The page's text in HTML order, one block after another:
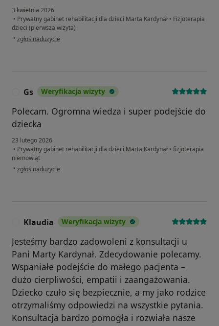
3 kwietnia 2026
• Prywatny gabinet rehabilitacji dla dzieci Marta Kardynał • Fizjoterapia
dzieci (pierwsza wizyta)
• w opinii użytkownika Milena
zgłoś nadużycie
Gs Weryfikacja wizyty
Polecam. Ogromna wiedza i super podejście do
dziecka
23 lutego 2026
• Prywatny gabinet rehabilitacji dla dzieci Marta Kardynał • fizjoterapia
niemowląt
• w opinii użytkownika Gs
zgłoś nadużycie
Klaudia Weryfikacja wizyty
Jesteśmy bardzo zadowoleni z konsultacji u
Pani Marty Kardynał. Zdecydowanie polecamy.
Wspaniałe podejście do małego pacjenta –
dużo cierpliwości, empatii i zaangażowania.
Dziecko czuło się bezpiecznie, a my jako rodzice
otrzymaliśmy odpowiedzi na wszystkie pytania.
Konsultacja bardzo pomogła i rozwiała nasze